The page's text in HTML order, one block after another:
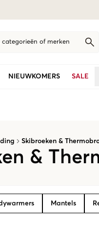
of merken
NIEUWKOMERS SALE
Skibroeken &
&
Mantels